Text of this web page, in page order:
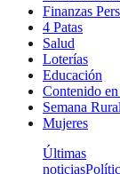
Finanzas
4 Patas
Salud
Loterías
Educación
Contenido
Semana Rural
Mujeres
Últimas
noticias